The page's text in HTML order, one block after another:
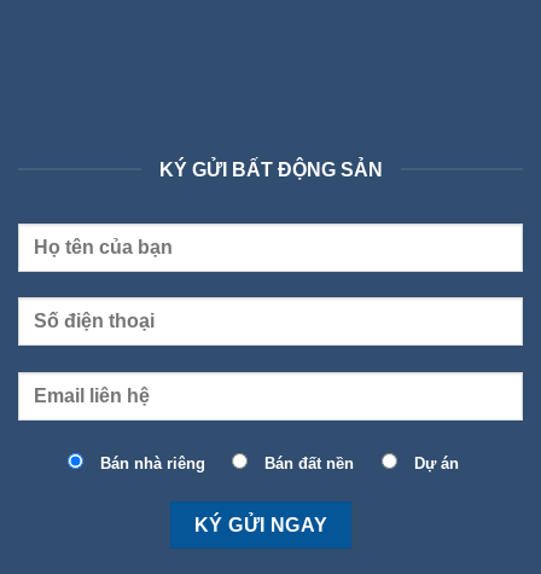
KÝ GỬI BẤT ĐỘNG SẢN
Bán nhà riêng Bán đất nền Dự án